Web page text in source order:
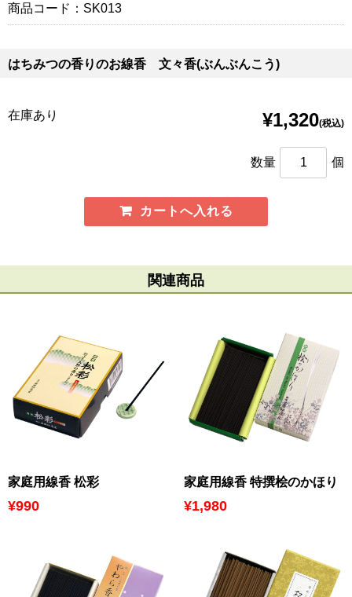
商品コード：SK013
はちみつの香りのお線香 文々香(ぶんぶんこう)
在庫あり ¥1,320(税込)
数量 個
関連商品
家庭用線香 松彩
¥990
家庭用線香 特撰桧のかほり
¥1,980